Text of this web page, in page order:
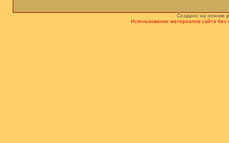
Создано на основе
Использование материалов сайта